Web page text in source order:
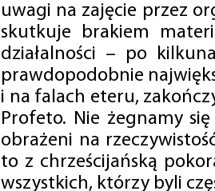
uwagi na zajęcie przez
skutkuje brakiem
działalności – po
prawdopodobnie
i na falach eteru,
Profeto. Nie żegnamy
obrażeni na
to z chrześcijańską
wszystkich, którzy byli